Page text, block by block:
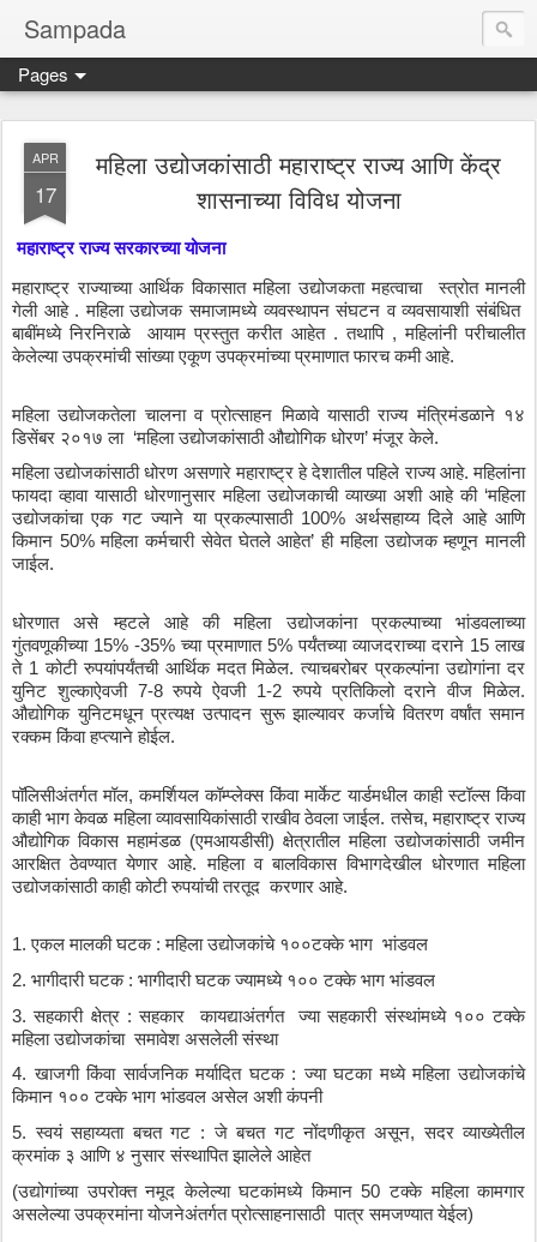
Sampada
Pages
APR
17
महिला उद्योजकांसाठी महाराष्ट्र राज्य आणि केंद्र
शासनाच्या विविध योजना
महाराष्ट्र राज्य सरकारच्या योजना
महाराष्ट्र राज्याच्या आर्थिक विकासात महिला उद्योजकता महत्वाचा स्त्रोत मानली
गेली आहे . महिला उद्योजक समाजामध्ये व्यवस्थापन संघटन व व्यवसायाशी संबंधित
बाबींमध्ये निरनिराळे आयाम प्रस्तुत करीत आहेत . तथापि , महिलांनी परीचालीत
केलेल्या उपक्रमांची सांख्या एकूण उपक्रमांच्या प्रमाणात फारच कमी आहे.
महिला उद्योजकतेला चालना व प्रोत्साहन मिळावे यासाठी राज्य मंत्रिमंडळाने १४
डिसेंबर २०१७ ला ‘महिला उद्योजकांसाठी औद्योगिक धोरण’ मंजूर केले.
महिला उद्योजकांसाठी धोरण असणारे महाराष्ट्र हे देशातील पहिले राज्य आहे. महिलांना
फायदा व्हावा यासाठी धोरणानुसार महिला उद्योजकाची व्याख्या अशी आहे की ‘महिला
उद्योजकांचा एक गट ज्याने या प्रकल्पासाठी 100% अर्थसहाय्य दिले आहे आणि
किमान 50% महिला कर्मचारी सेवेत घेतले आहेत’ ही महिला उद्योजक म्हणून मानली
जाईल.
धोरणात असे म्हटले आहे की महिला उद्योजकांना प्रकल्पाच्या
भांडवलाच्या
गुंतवणूकीच्या 15% -35% च्या प्रमाणात 5% पर्यंतच्या व्याजदराच्या दराने 15 लाख
ते 1 कोटी रुपयांपर्यंतची आर्थिक मदत मिळेल. त्याचबरोबर प्रकल्पांना उद्योगांना दर
युनिट शुल्काऐवजी 7-8 रुपये ऐवजी 1-2 रुपये प्रतिकिलो दराने वीज मिळेल
औद्योगिक युनिटमधून प्रत्यक्ष उत्पादन सुरू झाल्यावर कर्जाचे वितरण वर्षांत समान
रक्कम किंवा हप्त्याने होईल.
पॉलिसीअंतर्गत मॉल, कमर्शियल कॉम्प्लेक्स किंवा मार्केट यार्डमधील काही स्टॉल्स किंवा
काही भाग केवळ महिला व्यावसायिकांसाठी राखीव ठेवला जाईल. तसेच, महाराष्ट्र राज्य
औद्योगिक विकास महामंडळ (एमआयडीसी) क्षेत्रातील महिला उद्योजकांसाठी जमीन
आरक्षित ठेवण्यात येणार आहे. महिला व बालविकास विभागदेखील धोरणात महिला
उद्योजकांसाठी काही कोटी रुपयांची तरतूद करणार आहे.
1. एकल मालकी घटक : महिला उद्योजकांचे १००टक्के भाग भांडवल
2. भागीदारी घटक : भागीदारी घटक ज्यामध्ये १०० टक्के भाग भांडवल
3. सहकारी क्षेत्र : सहकार कायद्याअंतर्गत ज्या सहकारी संस्थांमध्ये १०० टक्के
महिला उद्योजकांचा समावेश असलेली संस्था
4. खाजगी किंवा सार्वजनिक मर्यादित घटक : ज्या घटका मध्ये महिला उद्योजकांचे
किमान १०० टक्के भाग भांडवल असेल अशी कंपनी
5. स्वयं सहाय्यता बचत गट : जे बचत गट नोंदणीकृत असून, सदर व्याख्येतील
क्रमांक ३ आणि ४ नुसार संस्थापित झालेले आहेत
(उद्योगांच्या उपरोक्त नमूद केलेल्या घटकांमध्ये किमान 50 टक्के महिला कामगार
असलेल्या उपक्रमांना योजनेअंतर्गत प्रोत्साहनासाठी पात्र समजण्यात येईल)